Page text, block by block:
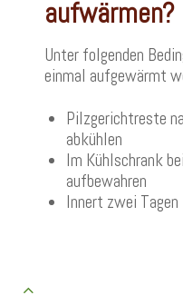
aufwärmen?
Unter folgenden
einmal aufgewärmt
Pilzgerichtreste
abkühlen
Im Kühlschrank
aufbewahren
Innert zwei Tagen